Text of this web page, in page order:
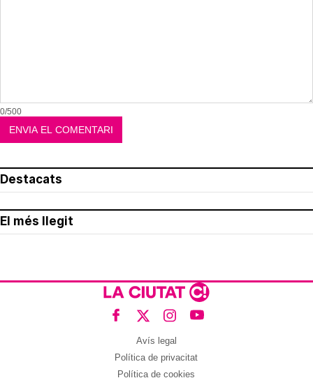
0/500
Destacats
El més llegit
Avís legal
Política de privacitat
Política de cookies